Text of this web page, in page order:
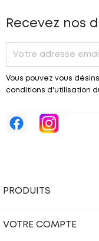
Recevez nos
Vous pouvez vous
conditions d'utilisation
PRODUITS
VOTRE COMPTE